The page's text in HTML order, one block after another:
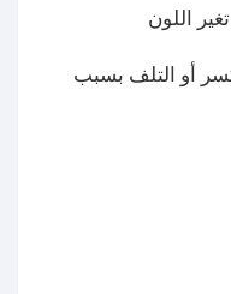
اللون
أو التلف بسبب